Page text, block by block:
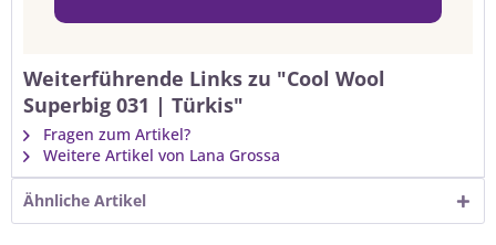
Weiterführende Links zu "Cool Wool
Superbig 031 | Türkis"
Fragen zum Artikel?
Weitere Artikel von Lana Grossa
Ähnliche Artikel